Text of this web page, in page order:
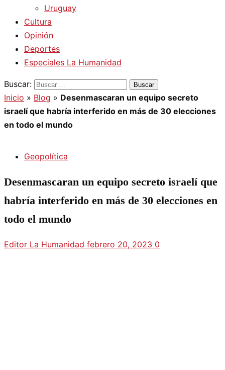
Uruguay
Cultura
Opinión
Deportes
Especiales La Humanidad
Buscar:
Inicio » Blog » Desenmascaran un equipo secreto
israelí que habría interferido en más de 30 elecciones
en todo el mundo
Geopolítica
Desenmascaran un equipo secreto israelí que
habría interferido en más de 30 elecciones en
todo el mundo
Editor La Humanidad febrero 20, 2023 0